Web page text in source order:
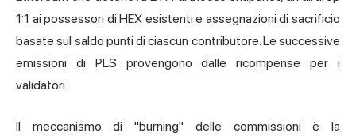
1:1 ai possessori di HEX esistenti e assegnazioni di sacrificio
basate sul saldo punti di ciascun contributore. Le successive
emissioni di PLS provengono dalle ricompense per i
validatori.
Il meccanismo di "burning" delle commissioni è la